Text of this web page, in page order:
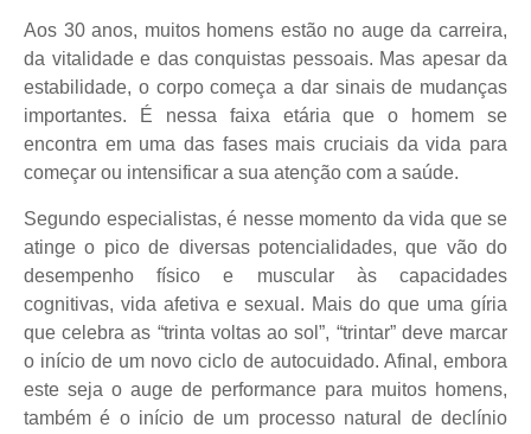
Aos 30 anos, muitos homens estão no auge da carreira,
da vitalidade e das conquistas pessoais. Mas apesar da
estabilidade, o corpo começa a dar sinais de mudanças
importantes. É nessa faixa etária que o homem se
encontra em uma das fases mais cruciais da vida para
começar ou intensificar a sua atenção com a saúde.
Segundo especialistas, é nesse momento da vida que se
atinge o pico de diversas potencialidades, que vão do
desempenho físico e muscular às capacidades
cognitivas, vida afetiva e sexual. Mais do que uma gíria
que celebra as “trinta voltas ao sol”, “trintar” deve marcar
o início de um novo ciclo de autocuidado. Afinal, embora
este seja o auge de performance para muitos homens,
também é o início de um processo natural de declínio